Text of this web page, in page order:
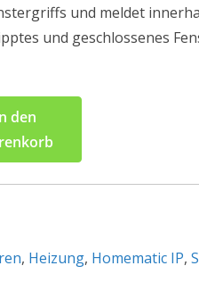
und meldet
und geschlossenes
den
, Heizung, Homematic IP,